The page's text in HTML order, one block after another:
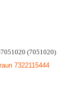
(7051020)